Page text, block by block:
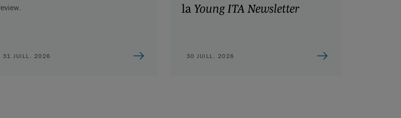
31 JUILL. 2026
la Young ITA Newsletter
30 JUILL. 2026